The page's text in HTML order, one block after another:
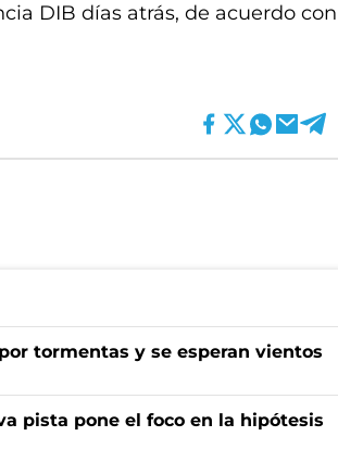
DIB días atrás, de acuerdo con
tormentas y se esperan vientos
pista pone el foco en la hipótesis